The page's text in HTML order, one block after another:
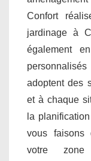
Confort
jardinage à
également
adoptent des
et à chaque
la
vous faisons
votre zone